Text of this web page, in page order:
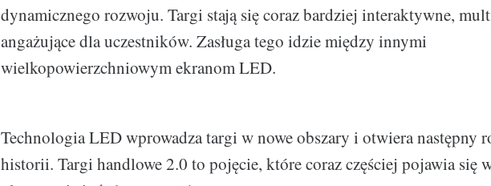
dynamicznego rozwoju. Targi stają się coraz bardziej interaktywne,
angażujące dla uczestników. Zasługa tego idzie między innymi
wielkopowierzchniowym ekranom LED.
Technologia LED wprowadza targi w nowe obszary i otwiera następny
historii. Targi handlowe 2.0 to pojęcie, które coraz częściej pojawia się